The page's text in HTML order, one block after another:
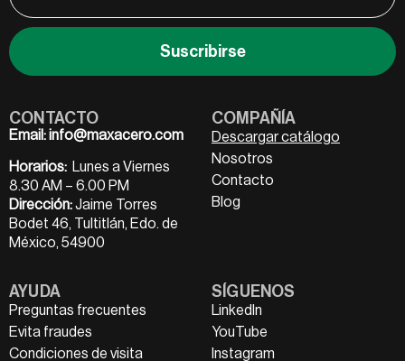
Suscribirse
CONTACTO
Email:info@maxacero.com
Horarios: Lunes a Viernes
8.30 AM – 6.00 PM
Dirección:Jaime Torres
Bodet 46, Tultitlán, Edo. de
México, 54900
COMPAÑÍA
Descargar catálogo
Nosotros
Contacto
Blog
AYUDA
Preguntas frecuentes
Evita fraudes
Condiciones de visita
SÍGUENOS
LinkedIn
YouTube
Instagram